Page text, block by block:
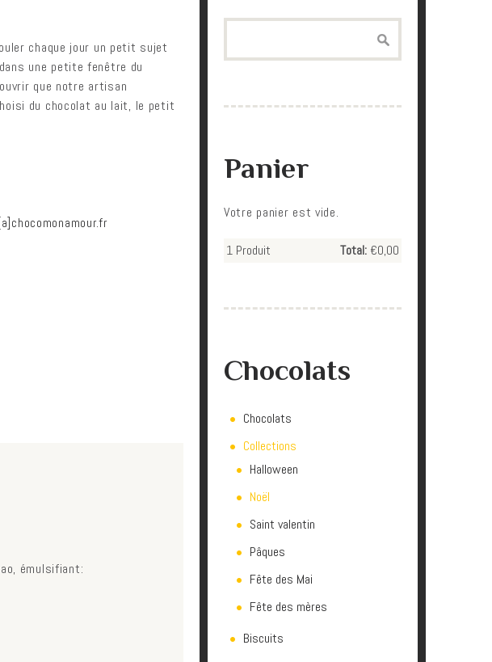
chaque jour un petit sujet
une petite fenêtre du
que notre artisan
du chocolat au lait, le petit
émulsifiant:
Panier
Votre panier est vide.
1 Produit Total: €0,00
Chocolats
Chocolats
Collections
Halloween
Noël
Saint valentin
Pâques
Fête des Mai
Fête des mères
Biscuits